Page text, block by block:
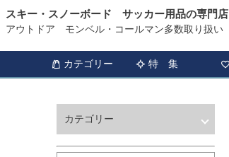
スキー・スノーボード サッカー用品の専門店
アウトドア モンベル・コールマン多数取り扱い
カテゴリー 特 集
カテゴリー